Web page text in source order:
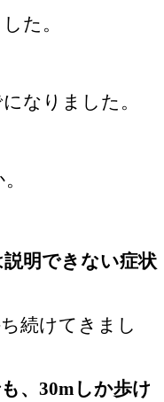
た。
なりました。
明できない症状
続けてきまし
、30mしか歩け